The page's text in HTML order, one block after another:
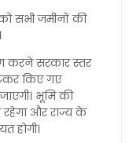
सभी जमीनों की
करने सरकार स्तर
किए गए
भूमि की
रहेगा और राज्य के
होगी।